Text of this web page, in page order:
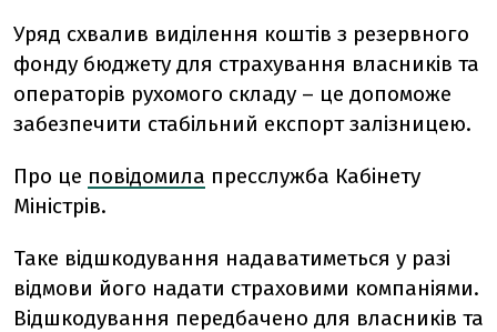
Уряд схвалив виділення коштів з резервного
фонду бюджету для страхування власників та
операторів рухомого складу – це допоможе
забезпечити стабільний експорт залізницею.
Про це повідомила пресслужба Кабінету
Міністрів.
Таке відшкодування надаватиметься у разі
відмови його надати страховими компаніями.
Відшкодування передбачено для власників та